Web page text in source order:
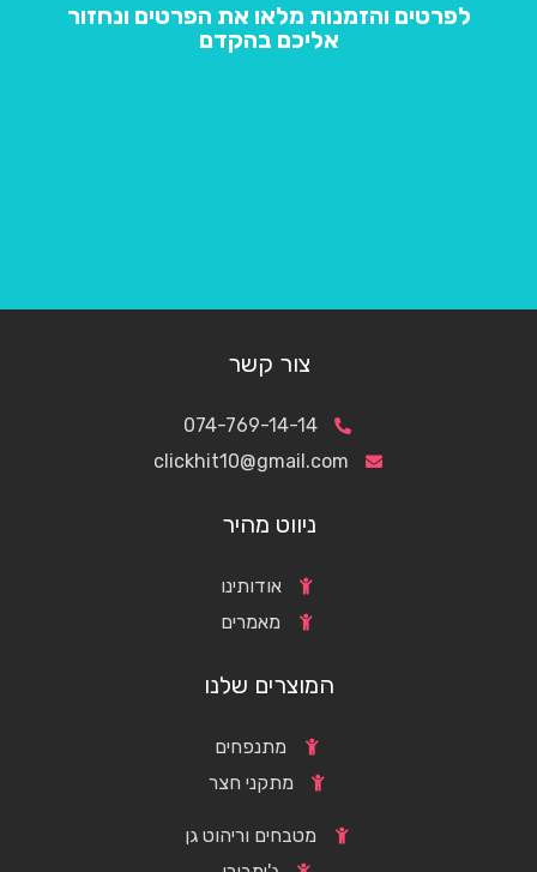
לפרטים והזמנות מלאו את הפרטים ונחזור
אליכם בהקדם
צור קשר
074-769-14-14
clickhit10@gmail.com
ניווט מהיר
אודותינו
מאמרים
המוצרים שלנו
מתנפחים
מתקני חצר
מטבחים וריהוט גן